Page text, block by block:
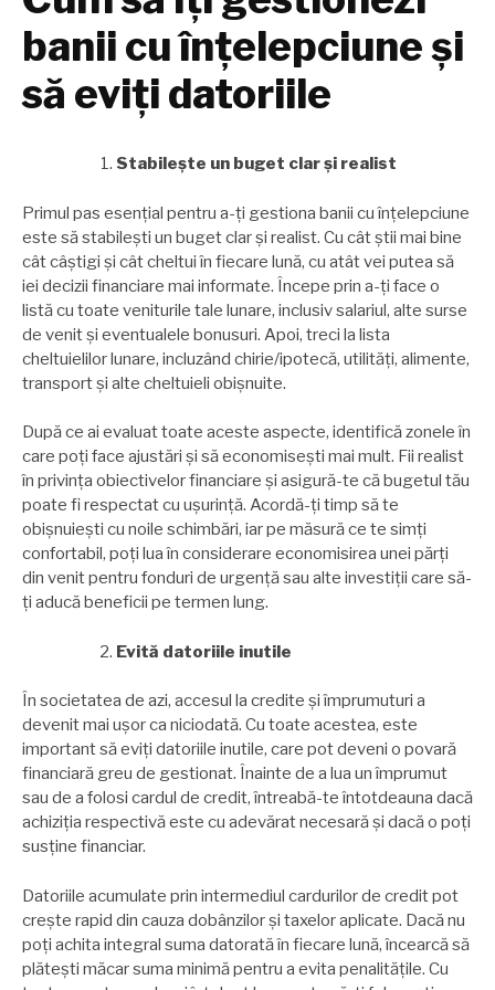
banii cu înțelepciune și
să eviți datoriile
Stabilește un buget clar și realist
Primul pas esențial pentru a-ți gestiona banii cu înțelepciune
este să stabilești un buget clar și realist. Cu cât știi mai bine
cât câștigi și cât cheltui în fiecare lună, cu atât vei putea să
iei decizii financiare mai informate. Începe prin a-ți face o
listă cu toate veniturile tale lunare, inclusiv salariul, alte surse
de venit și eventualele bonusuri. Apoi, treci la lista
cheltuielilor lunare, incluzând chirie/ipotecă, utilități, alimente,
transport și alte cheltuieli obișnuite.
După ce ai evaluat toate aceste aspecte, identifică zonele în
care poți face ajustări și să economisești mai mult. Fii realist
în privința obiectivelor financiare și asigură-te că bugetul tău
poate fi respectat cu ușurință. Acordă-ți timp să te
obișnuiești cu noile schimbări, iar pe măsură ce te simți
confortabil, poți lua în considerare economisirea unei părți
din venit pentru fonduri de urgență sau alte investiții care să-
ți aducă beneficii pe termen lung.
Evită datoriile inutile
În societatea de azi, accesul la credite și împrumuturi a
devenit mai ușor ca niciodată. Cu toate acestea, este
important să eviți datoriile inutile, care pot deveni o povară
financiară greu de gestionat. Înainte de a lua un împrumut
sau de a folosi cardul de credit, întreabă-te întotdeauna dacă
achiziția respectivă este cu adevărat necesară și dacă o poți
susține financiar.
Datoriile acumulate prin intermediul cardurilor de credit pot
crește rapid din cauza dobânzilor și taxelor aplicate. Dacă nu
poți achita integral suma datorată în fiecare lună, încearcă să
plătești măcar suma minimă pentru a evita penalitățile. Cu